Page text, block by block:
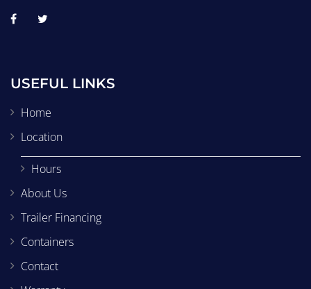
USEFUL LINKS
Home
Location
Hours
About Us
Trailer Financing
Containers
Contact